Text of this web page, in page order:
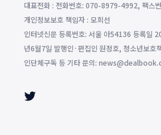
대표전화 : 전화번호: 070-8979-4992, 팩스
개인정보보호 책임자 : 모희선
인터넷신문 등록번호: 서울 아54136 등록일
년6월7일 발행인·편집인 원정호, 청소년보호
인단체구독 등 기타 문의: